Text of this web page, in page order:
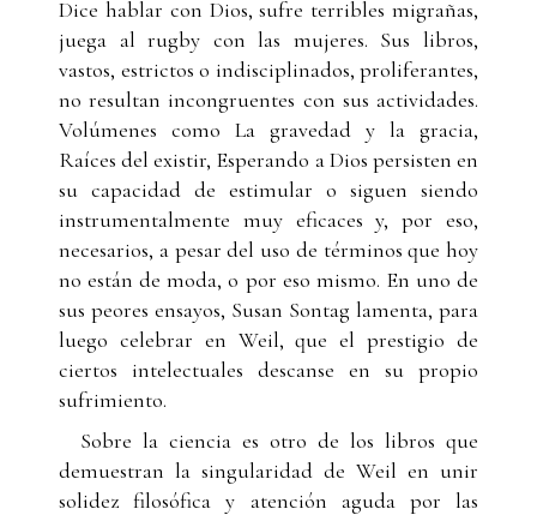
Dice hablar con Dios, sufre terribles migrañas,
juega al rugby con las mujeres. Sus libros,
vastos, estrictos o indisciplinados, proliferantes,
no resultan incongruentes con sus actividades.
Volúmenes como La gravedad y la gracia,
Raíces del existir, Esperando a Dios persisten en
su capacidad de estimular o siguen siendo
instrumentalmente muy eficaces y, por eso,
necesarios, a pesar del uso de términos que hoy
no están de moda, o por eso mismo. En uno de
sus peores ensayos, Susan Sontag lamenta, para
luego celebrar en Weil, que el prestigio de
ciertos intelectuales descanse en su propio
sufrimiento.
Sobre la ciencia es otro de los libros que
demuestran la singularidad de Weil en unir
solidez filosófica y atención aguda por las